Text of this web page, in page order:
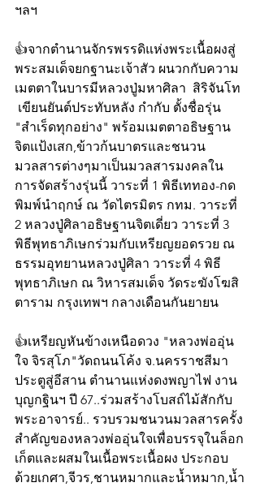
ฯลฯ
👍จากตำนานจักรพรรดิแห่งพระเนื้อผงสู่
พระสมเด็จยกฐานะเจ้าสัว ผนวกกับความ
เมตตาในบารมีหลวงปู่มหาศิลา  สิริจันโท
เขียนยันต์ประทับหลัง กำกับ ตั้งชื่อรุ่น
"สำเร็ดทุกอย่าง" พร้อมเมตตาอธิษฐาน
จิตแป้งเสก,ข้าวก้นบาตรและชนวน
มวลสารต่างๆมาเป็นมวลสารมงคลใน
การจัดสร้างรุ่นนี้ วาระที่ 1 พิธีเททอง-กด
พิมพ์นำฤกษ์ ณ วัดไตรมิตร กทม. วาระที่
2 หลวงปู่ศิลาอธิษฐานจิตเดี่ยว วาระที่ 3
พิธีพุทธาภิเษกร่วมกับเหรียญยอดรวย ณ
ธรรมอุทยานหลวงปู่ศิลา วาระที่ 4 พิธี
พุทธาภิเษก ณ วิหารสมเด็จ วัดระฆังโฆสิ
ตาราม กรุงเทพฯ กลางเดือนกันยายน
👍เหรียญหันข้างเหนือดวง "หลวงพ่ออุ่น
ใจ จิรสุโภ"วัดถนนโค้ง จ.นครราชสีมา
ประตูสู่อีสาน ตำนานแห่งดงพญาไฟ งาน
บุญกฐินฯ ปี 67..ร่วมสร้างโบสถ์ไม้สักกับ
พระอาจารย์.. รวบรวมชนวนมวลสารครั้ง
สำคัญของหลวงพ่ออุ่นใจเพื่อบรรจุในล็อก
เก็ตและผสมในเนื้อพระเนื้อผง ประกอบ
ด้วยเกศา,จีวร,ชานหมากและน้ำหมาก,น้ำ